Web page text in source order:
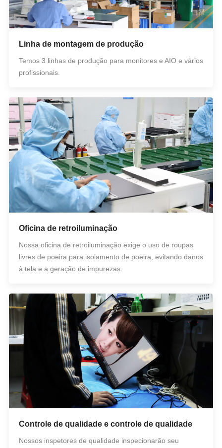
Linha de montagem de produção
Temos 3 linhas de produção para monitores e AIO e vários
profissionais.
Oficina de retroiluminação
Nossa oficina de retroiluminação exige o uso de roupas
livres de poeira para isolamento de poeira, evitando danos
à tela e a geração de impurezas.
Controle de qualidade e controle de qualidade
Nossos inspetores de qualidade inspecionarão seu